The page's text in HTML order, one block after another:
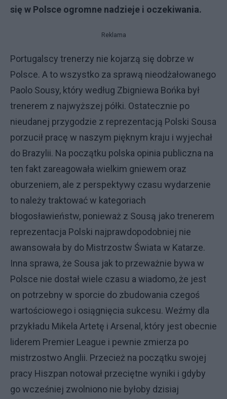
się w Polsce ogromne nadzieje i oczekiwania.
Reklama
Portugalscy trenerzy nie kojarzą się dobrze w
Polsce. A to wszystko za sprawą nieodżałowanego
Paolo Sousy, który według Zbigniewa Bońka był
trenerem z najwyższej półki. Ostatecznie po
nieudanej przygodzie z reprezentacją Polski Sousa
porzucił pracę w naszym pięknym kraju i wyjechał
do Brazylii. Na początku polska opinia publiczna na
ten fakt zareagowała wielkim gniewem oraz
oburzeniem, ale z perspektywy czasu wydarzenie
to należy traktować w kategoriach
błogosławieństw, ponieważ z Sousą jako trenerem
reprezentacja Polski najprawdopodobniej nie
awansowała by do Mistrzostw Świata w Katarze.
Inna sprawa, że Sousa jak to przeważnie bywa w
Polsce nie dostał wiele czasu a wiadomo, że jest
on potrzebny w sporcie do zbudowania czegoś
wartościowego i osiągnięcia sukcesu. Weźmy dla
przykładu Mikela Artetę i Arsenal, który jest obecnie
liderem Premier League i pewnie zmierza po
mistrzostwo Anglii. Przecież na początku swojej
pracy Hiszpan notował przeciętne wyniki i gdyby
go wcześniej zwolniono nie byłoby dzisiaj